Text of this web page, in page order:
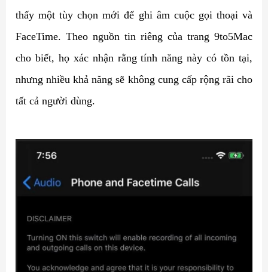
thấy một tùy chọn mới để ghi âm cuộc gọi thoại và
FaceTime. Theo nguồn tin riêng của trang 9to5Mac
cho biết, họ xác nhận rằng tính năng này có tồn tại,
nhưng nhiều khả năng sẽ không cung cấp rộng rãi cho
tất cả người dùng.